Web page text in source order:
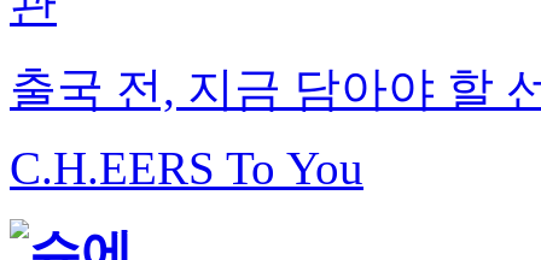
출국 전, 지금 담아야 할
C.H.EERS To You